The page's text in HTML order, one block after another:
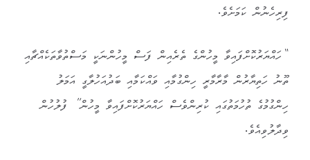
ފިރިހެނުން ކަމަށެވެ.
“ހައްޔަރުކޮށްފައިވާ މީހުންގެ ތެރެއިން ފަސް މީހުންނަކީ މަސްތުވާތަކެއްޗާއި
ތޫނު ހަތިޔާރުން މާރާމާރީ ހިންގުމާއި ވައްކަމާއި ބަދުއަހުލާގީ އަމަލު
ހިންގުމުގެ ތުހުމަތުގައި ކުރިންވެސް ހައްޔަރުކޮށްފައިވާ މީހުން” ފުލުހުން
ވިދާލުވިއެވެ.